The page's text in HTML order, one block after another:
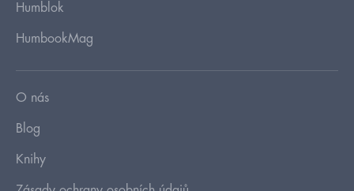
Humblok
HumbookMag
O nás
Blog
Knihy